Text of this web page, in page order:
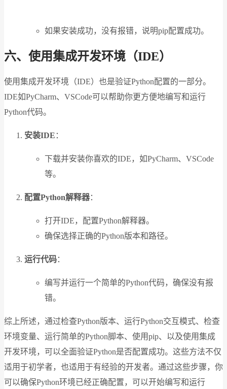
如果安装成功，没有报错，说明pip配置成功。
六、使用集成开发环境（IDE）
使用集成开发环境（IDE）也是验证Python配置的一部分。
IDE如PyCharm、VSCode可以帮助你更方便地编写和运行
Python代码。
安装IDE ：
下载并安装你喜欢的IDE，如PyCharm、VSCode
等。
配置Python解释器：
打开IDE，配置Python解释器。
确保选择正确的Python版本和路径。
运行代码：
编写并运行一个简单的Python代码，确保没有报
错。
综上所述，通过检查Python版本、运行Python交互模式、检查
环境变量、运行简单的Python脚本、使用pip、以及使用集成
开发环境，可以全面验证Python是否配置成功。这些方法不仅
适用于初学者，也适用于有经验的开发者。通过这些步骤，你
可以确保Python环境已经正确配置，可以开始编写和运行